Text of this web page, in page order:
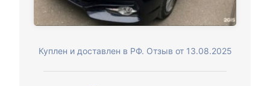
Куплен и доставлен в РФ. Отзыв от 13.08.2025